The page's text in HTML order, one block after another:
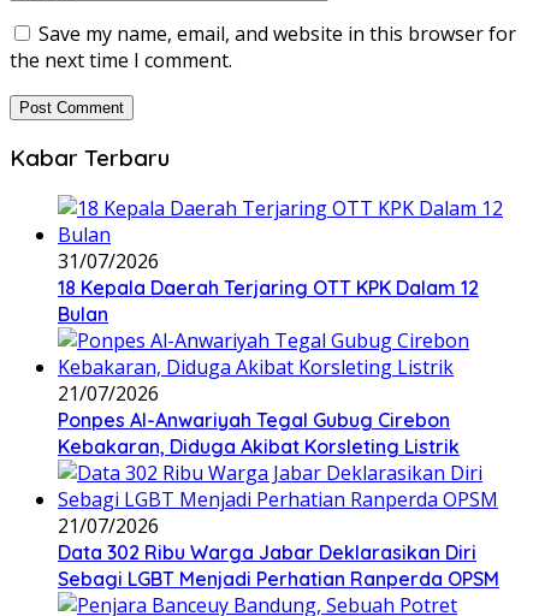
Save my name, email, and website in this browser for
the next time I comment.
Kabar Terbaru
31/07/2026
18 Kepala Daerah Terjaring OTT KPK Dalam 12
Bulan
21/07/2026
Ponpes Al-Anwariyah Tegal Gubug Cirebon
Kebakaran, Diduga Akibat Korsleting Listrik
21/07/2026
Data 302 Ribu Warga Jabar Deklarasikan Diri
Sebagi LGBT Menjadi Perhatian Ranperda OPSM